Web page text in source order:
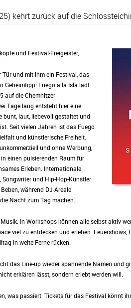
kehrt zurück auf die
und Festival-Freigeister,
Tür und mit ihm ein Festival, das
Geheimtipp: Fuego a la Isla lädt
auf die Chemnitzer
Tage lang entsteht hier eine
bunt, laut, liebevoll gestaltet und
Seit vielen Jahren ist das Fuego
und künstlerische Freiheit.
und ohne Werbung,
einen pulsierenden Raum für
Erleben. Internationale
Songwriter und Hip-Hop-Künstler
während DJ-Areale
Nacht zum Tag machen.
In Workshops können alle selbst aktiv
viel zu entdecken und erleben.
in weite Ferne rücken.
das Line-up wieder spannende Namen und
erklären lässt, sondern erlebt werden will.
was passiert. Tickets für das Festival könnt ihr